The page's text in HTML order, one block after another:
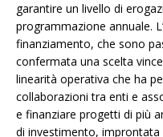
garantire un livello di
programmazione annuale.
finanziamento, che sono
confermata una scelta
linearità operativa che ha
collaborazioni tra enti e
e finanziare progetti di più
di investimento, improntata